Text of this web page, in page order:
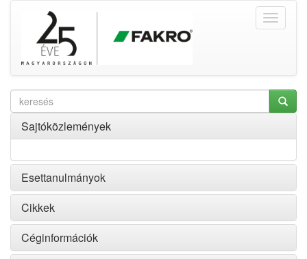
Sajtóközlemények
Esettanulmányok
Cikkek
Céginformációk